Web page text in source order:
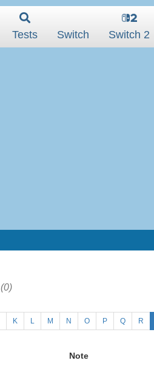
Tests Switch Switch 2
(0)
K L M N O P Q R
Note